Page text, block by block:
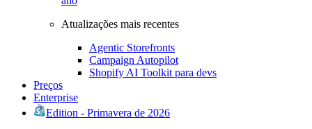
Atualizações mais recentes
Agentic Storefronts
Campaign Autopilot
Shopify AI Toolkit para devs
Preços
Enterprise
Edition - Primavera de 2026